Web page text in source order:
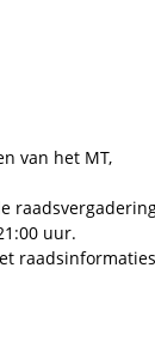
van het MT,
uur.